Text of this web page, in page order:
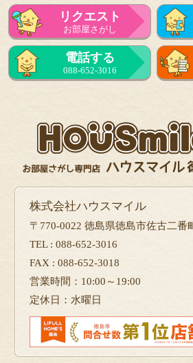
リクエスト
お部屋さがし
電話する
088-652-3016
株式会社ハウスマイル
〒770-0022 徳島県徳島市佐古二番
TEL : 088-652-3016
FAX : 088-652-3018
営業時間：10:00～19:00
定休日：水曜日